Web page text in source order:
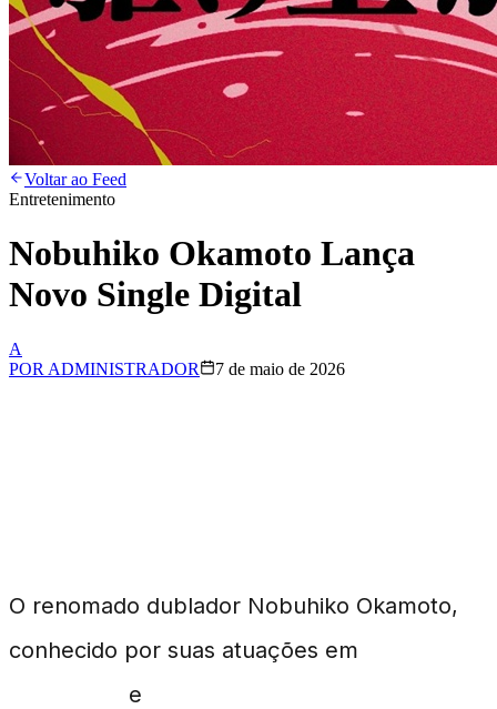
Voltar ao Feed
Entretenimento
Nobuhiko Okamoto Lança
Novo Single Digital
A
POR ADMINISTRADOR 7 de maio de 2026
O renomado dublador Nobuhiko Okamoto,
conhecido por suas atuações em
e